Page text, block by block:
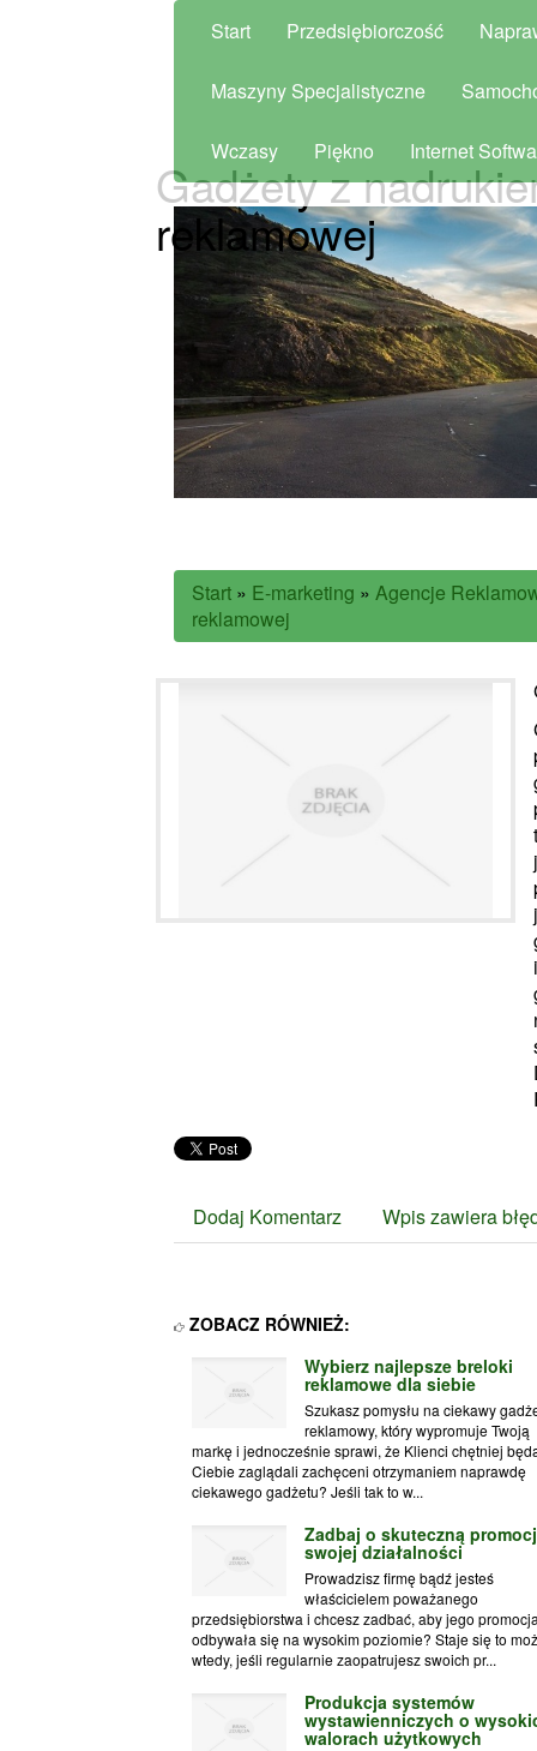
Start Przedsiębiorczość
Maszyny Specjalistyczne
Wczasy Piękno Internet
Gadżety z
reklamowej
Start » E-marketing » Agencje
reklamowej
Dodaj Komentarz Wpis zawiera
ZOBACZ RÓWNIEŻ:
Wybierz najlepsze breloki
reklamowe dla siebie
Szukasz pomysłu na ciekawy
reklamowy, który wypromuje Twoją
markę i jednocześnie sprawi, że Klienci chętniej
Ciebie zaglądali zachęceni otrzymaniem naprawdę
ciekawego gadżetu? Jeśli tak to w...
Zadbaj o skuteczną
swojej działalności
Prowadzisz firmę bądź jesteś
właścicielem poważanego
przedsiębiorstwa i chcesz zadbać, aby jego
odbywała się na wysokim poziomie? Staje się to
wtedy, jeśli regularnie zaopatrujesz swoich pr...
Produkcja systemów
wystawienniczych o
walorach użytkowych